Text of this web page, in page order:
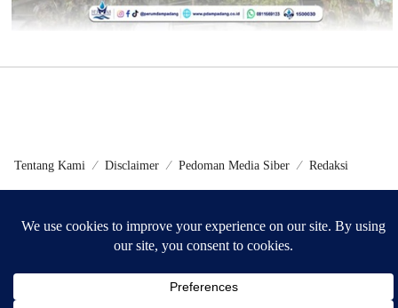
Tentang Kami Disclaimer Pedoman Media Siber Redaksi